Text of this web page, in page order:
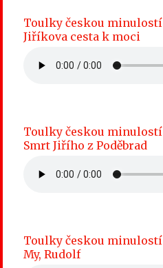
Toulky českou minulostí
Jiříkova cesta k moci
Toulky českou minulostí
Smrt Jiřího z Poděbrad
Toulky českou minulostí
My, Rudolf